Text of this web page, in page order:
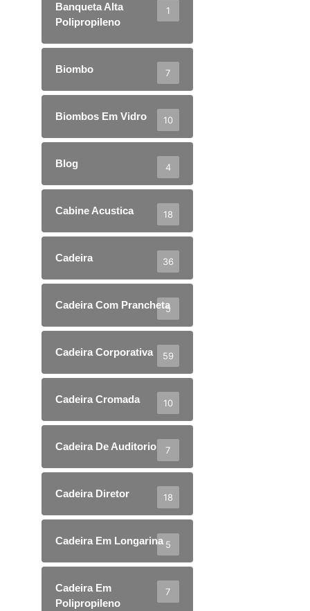
Banqueta Alta
Polipropileno
1
Biombo 7
Biombos Em Vidro 10
Blog 4
Cabine Acustica 18
Cadeira 36
Cadeira Com Prancheta
5
Cadeira Corporativa 59
Cadeira Cromada 10
Cadeira De Auditorio 7
Cadeira Diretor 18
Cadeira Em Longarina 5
Cadeira Em
Polipropileno
7